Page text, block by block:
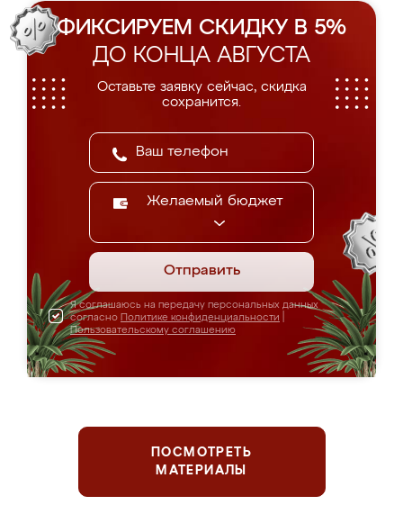
ФИКСИРУЕМ СКИДКУ В 5%
ДО КОНЦА АВГУСТА
Оставьте заявку сейчас, скидка
сохранится.
Желаемый бюджет
Отправить
Я соглашаюсь на передачу персональных данных
согласно Политике конфиденциальности
Пользовательскому соглашению
ПОСМОТРЕТЬ
МАТЕРИАЛЫ